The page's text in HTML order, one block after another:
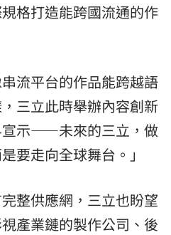
格打造能跨國流通的作
流平台的作品能跨越語
三立此時舉辦內容創新
宣示——未來的三立，做
要走向全球舞台。」
整供應網，三立也盼望
產業鏈的製作公司、後